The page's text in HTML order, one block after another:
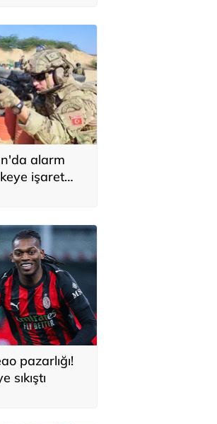
alarm
işaret
pazarlığı!